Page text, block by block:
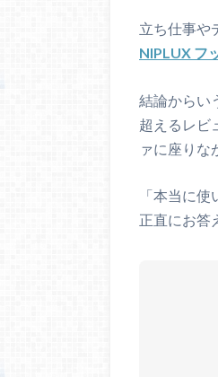
立ち仕事や
NIPLUX フ
結論からい
超えるレビ
ァに座りな
「本当に
正直にお答